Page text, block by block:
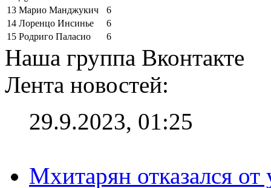
13 Марио Манджукич
6
14 Лоренцо Инсинье
6
15 Родриго Паласио 6
Наша группа Вконтакте
Лента новостей:
29.9.2023, 01:25
Мхитарян отказался от